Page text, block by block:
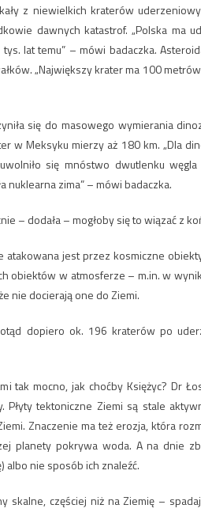
z niewielkich kraterów
dawnych katastrof. „Polska ma
lat temu” – mówi badaczka.
„Największy krater ma 100
się do masowego wymierania
w Meksyku mierzy aż 180 km. „Dla
się mnóstwo dwutlenku
nuklearna zima” – mówi badaczka.
– dodała – mogłoby się to wiązać z
atakowana jest przez kosmiczne
obiektów w atmosferze – m.in. w
nie docierają one do Ziemi.
dopiero ok. 196 kraterów po
tak mocno, jak choćby Księżyc? Dr
tektoniczne Ziemi są stale
Znaczenie ma też erozja, która
planety pokrywa woda. A na dnie
nie sposób ich znaleźć.
skalne, częściej niż na Ziemię –